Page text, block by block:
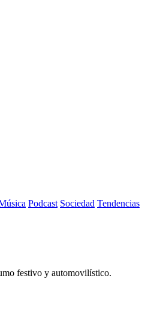
Podcast Sociedad Tendencias
festivo y automovilístico.